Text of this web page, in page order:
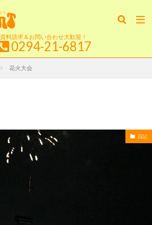
資料請求＆お問い合わせ大歓迎！
0294-21-6817
花火大会
日記